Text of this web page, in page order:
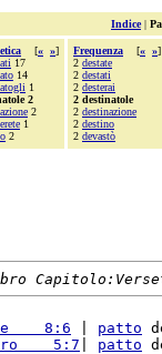
Indice|
[« »]
17
14
1
2
2
1
2
Frequenza [« »]
2 destate
2 destati
2 desterai
2 destinatole
2 destinazione
2 destino
2 devastò
8:6 patto
5:7 patto